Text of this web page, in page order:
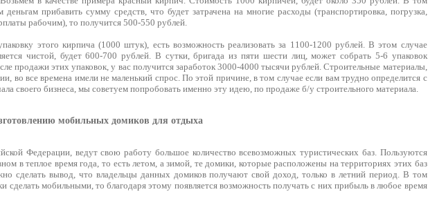
прибавить сумму средств, что будет затрачена на многие расходы (транспортировка, погрузка,
рабочим), то получится 500-550 рублей.
этого кирпича (1000 штук), есть возможность реализовать за 1100-1200 рублей. В этом случае
чистой, будет 600-700 рублей. В сутки, бригада из пяти шести лиц, может собрать 5-6 упаковок
продажи этих упаковок, у вас получится заработок 3000-4000 тысячи рублей. Строительные материалы,
во все времена имели не маленький спрос. По этой причине, в том случае если вам трудно определится с
своего бизнеса, мы советуем попробовать именно эту идею, по продаже б/у строительного материала.
мобильных домиков для отдыха
Федерации, ведут свою работу большое количество всевозможных туристических баз. Пользуются
в теплое время года, то есть летом, а зимой, те домики, которые расположены на территориях этих баз
сделать вывод, что владельцы данных домиков получают свой доход, только в летний период. В том
сделать мобильными, то благодаря этому появляется возможность получать с них прибыль в любое время